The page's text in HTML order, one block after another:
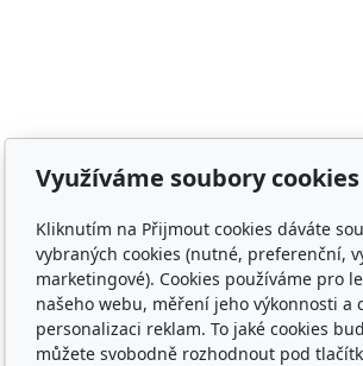
Klatovy, město Příbram, město
tácky, pohádkové tácky, pivní tácky,
sběratelské známky, turistické
po 10 letech, sraz gymplu, sraz
střední, sraz z vysoké,
pamětihodnost, malebná místa,
Rome , Paris, München, Munig,
Využíváme soubory cookies
Kliknutím na Přijmout cookies dáváte
vybraných cookies (nutné, preferenční,
marketingové). Cookies používáme pro
našeho webu, měření jeho výkonnosti a
personalizaci reklam. To jaké cookies
můžete svobodně rozhodnout pod